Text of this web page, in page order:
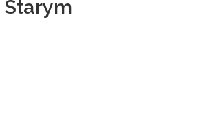
Starym